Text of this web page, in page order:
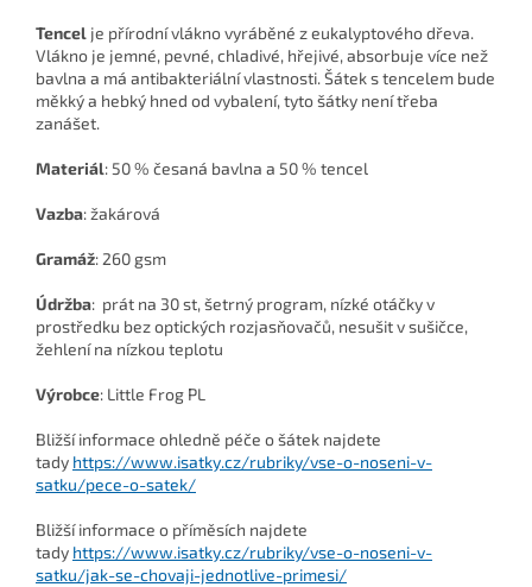
Tencel je přírodní vlákno vyráběné z eukalyptového dřeva.
Vlákno je jemné, pevné, chladivé, hřejivé, absorbuje více než
bavlna a má antibakteriální vlastnosti. Šátek s tencelem bude
měkký a hebký hned od vybalení, tyto šátky není třeba
zanášet.
Materiál: 50 % česaná bavlna a 50 % tencel
Vazba: žakárová
Gramáž: 260 gsm
Údržba: prát na 30 st, šetrný program, nízké otáčky v
prostředku bez optických rozjasňovačů, nesušit v sušičce,
žehlení na nízkou teplotu
Výrobce: Little Frog PL
Bližší informace ohledně péče o šátek najdete
tady https://www.isatky.cz/rubriky/vse-o-noseni-v-
satku/pece-o-satek/
Bližší informace o příměsích najdete
tady https://www.isatky.cz/rubriky/vse-o-noseni-v-
satku/jak-se-chovaji-jednotlive-primesi/